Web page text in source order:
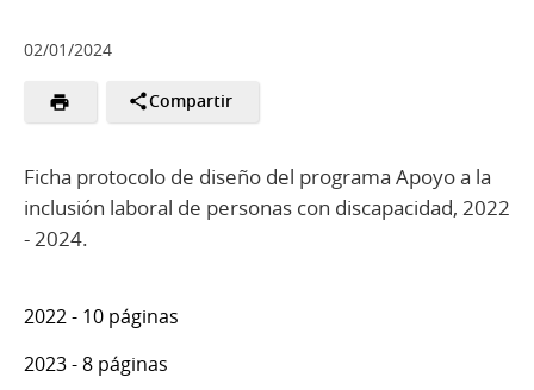
02/01/2024
Compartir
Ficha protocolo de diseño del programa Apoyo a la
inclusión laboral de personas con discapacidad, 2022
- 2024.
2022 - 10 páginas
2023 - 8 páginas